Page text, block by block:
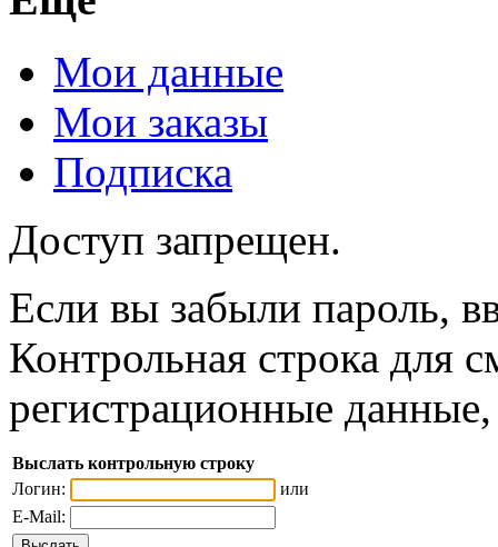
Мои данные
Мои заказы
Подписка
Доступ запрещен.
Если вы забыли пароль,
Контрольная строка для
регистрационные
Выслать контрольную строку
Логин:
или
E-Mail: